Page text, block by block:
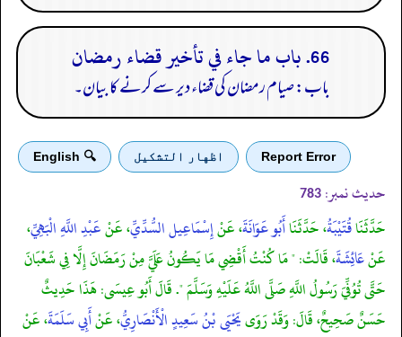
66. باب ما جاء في تأخير قضاء رمضان
باب: صیام رمضان کی قضاء دیر سے کرنے کا بیان۔
Report Error اظهار التشكيل 🔍 English
حدیث نمبر: 783
حَدَّثَنَاقُتَيْبَةُ، حَدَّثَنَاأَبُو عَوَانَةَ، عَنْإِسْمَاعِيل السُّدِّيِّ، عَنْعَبْدِ اللَّهِ الْبَهِيِّ،
عَنْعَائِشَةَ، قَالَتْ: " مَا كُنْتُ أَقْضِي مَا يَكُونُ عَلَيَّ مِنْ رَمَضَانَ إِلَّا فِي شَعْبَانَ
حَتَّى تُوُفِّيَ رَسُولُ اللَّهِ صَلَّى اللَّهُ عَلَيْهِ وَسَلَّمَ ". قَالَ أَبُو عِيسَى: هَذَا حَدِيثٌ
حَسَنٌ صَحِيحٌ، قَالَ: وَقَدْ رَوَىيَحْيَى بْنُ سَعِيدٍ الْأَنْصَارِيُّ، عَنْأَبِي سَلَمَةَ، عَنْ